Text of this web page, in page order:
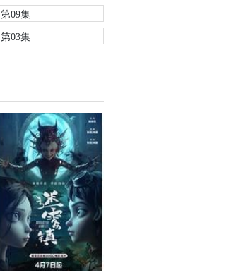
第09集
第03集